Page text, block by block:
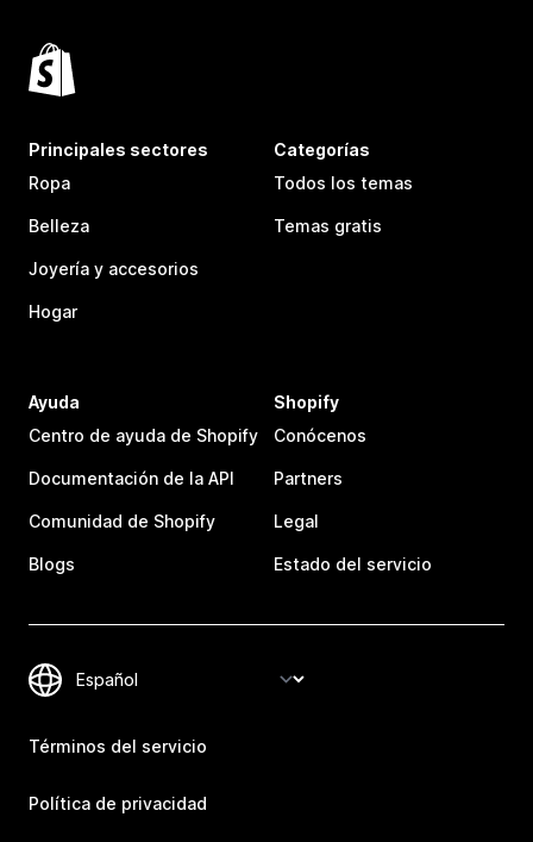
Principales sectores
Ropa
Belleza
Joyería y accesorios
Hogar
Categorías
Todos los temas
Temas gratis
Ayuda
Centro de ayuda de Shopify
Documentación de la API
Comunidad de Shopify
Blogs
Shopify
Conócenos
Partners
Legal
Estado del servicio
Términos del servicio
Política de privacidad